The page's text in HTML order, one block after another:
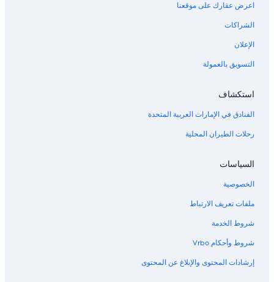
اعرض عقارك على موقعنا
الشراكات
الإعلان
التسويق بالعمولة
استكشاف
الفنادق في الإمارات العربية المتحدة
رحلات الطيران المحلية
السياسات
الخصوصية
ملفات تعريف الارتباط
شروط الخدمة
شروط وأحكام Vrbo
إرشادات المحتوى والإبلاغ عن المحتوى